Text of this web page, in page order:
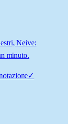
Neive:
minuto.
✓